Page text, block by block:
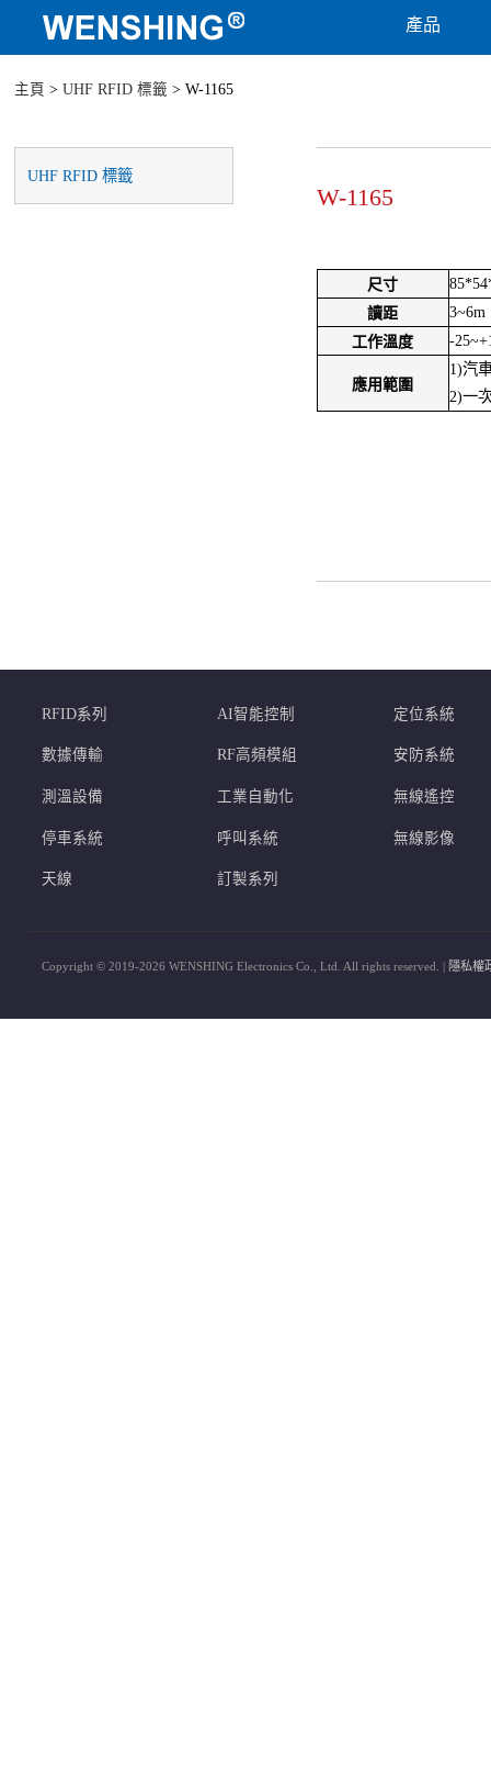
產品
主頁 > UHF RFID 標籤 > W-1165
UHF RFID 標籤
W-1165
尺寸
讀距 3~6m
工作溫度 -
應用範圍
1)汽
2)一
RFID系列 AI智能控制 定位系統
數據傳輸 RF高頻模組 安防系統
測溫設備 工業自動化 無線遙控
停車系統 呼叫系統 無線影像
天線 訂製系列
Copyright © 2019-2026 WENSHING Electronics Co., Ltd. All rights reserved. | 隱私權